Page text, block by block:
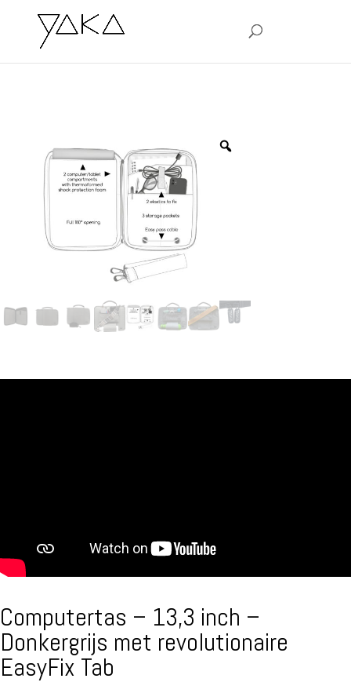
Computertas – 13,3 inch –
Donkergrijs met revolutionaire
EasyFix Tab